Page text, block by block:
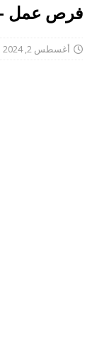
فرص عمل
أغسطس 2, 2024